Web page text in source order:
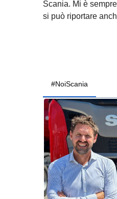
Scania. Mi è
si può riportare
#NoiScania